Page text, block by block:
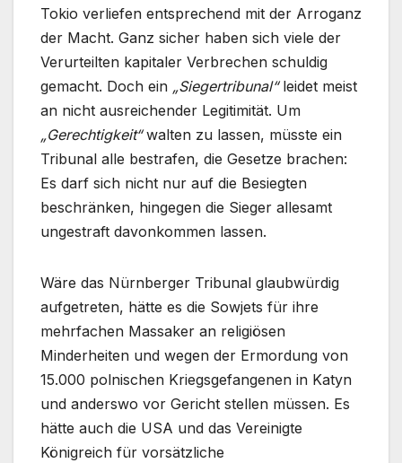
Tokio verliefen entsprechend mit der Arroganz
der Macht. Ganz sicher haben sich viele der
Verurteilten kapitaler Verbrechen schuldig
gemacht. Doch ein „Siegertribunal“leidet meist
an nicht ausreichender Legitimität. Um
„Gerechtigkeit“walten zu lassen, müsste ein
Tribunal alle bestrafen, die Gesetze brachen:
Es darf sich nicht nur auf die Besiegten
beschränken, hingegen die Sieger allesamt
ungestraft davonkommen lassen.
Wäre das Nürnberger Tribunal glaubwürdig
aufgetreten, hätte es die Sowjets für ihre
mehrfachen Massaker an religiösen
Minderheiten und wegen der Ermordung von
15.000 polnischen Kriegsgefangenen in Katyn
und anderswo vor Gericht stellen müssen. Es
hätte auch die USA und das Vereinigte
Königreich für vorsätzliche